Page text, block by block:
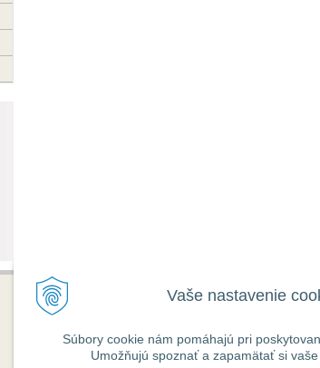
Vaše nastavenie
Súbory cookie nám pomáhajú pri
Umožňujú spoznať a zapamätať si vaše
VŠEOBECNÉ
Ako nakupovať
Informácie
Obchodné podmienky
UŽITOČNÉ
Registrácia
Zabudnuté